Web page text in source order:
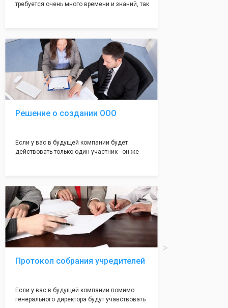
требуется очень много времени и знаний, так
Наша компания предоставит вам свой
уникальный Устав Общества, который
подойдет для любой компании. Устав,
сделанный нашими профессиональными
юристами, успешно проходит регистрацию в
налоговой инспекции!
Решение о создании ООО
Если у вас в будущей компании будет
действовать только один участник - он же
грамотно составят данное заявление, а Вам
нужно будет только поставить подпись на
нём!
Протокол собрания учредителей
Если у вас в будущей компании помимо
генерального директора будут учавствовать